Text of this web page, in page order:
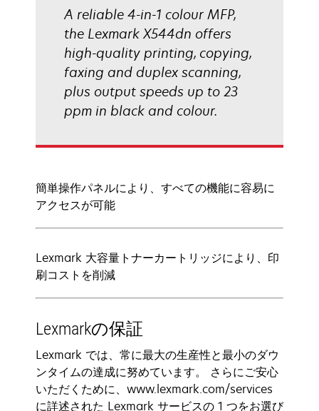
A reliable 4-in-1 colour MFP,
the Lexmark X544dn offers
high-quality printing, copying,
faxing and duplex scanning,
plus output speeds up to 23
ppm in black and colour.
簡単操作パネルにより、すべての機能に容易に
アクセスが可能
Lexmark 大容量トナーカートリッジにより、印
刷コストを削減
Lexmarkの保証
Lexmark では、常に最大の生産性と最小のダウ
ンタイムの達成に努めています。 さらにご安心
いただくために、www.lexmark.com/services
に詳述された Lexmark サービスの 1 つをお選び